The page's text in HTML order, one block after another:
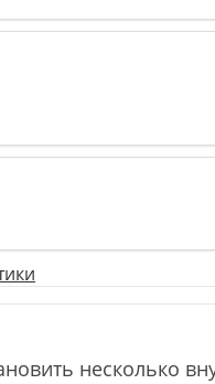
несколько